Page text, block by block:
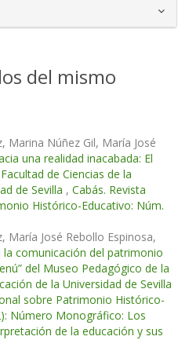
del mismo
Marina Núñez Gil, María José
una realidad inacabada: El
de Ciencias de la
de Sevilla , Cabás. Revista
Histórico-Educativo: Núm.
María José Rebollo Espinosa,
comunicación del patrimonio
del Museo Pedagógico de la
de la Universidad de Sevilla
sobre Patrimonio Histórico-
Número Monográfico: Los
de la educación y sus